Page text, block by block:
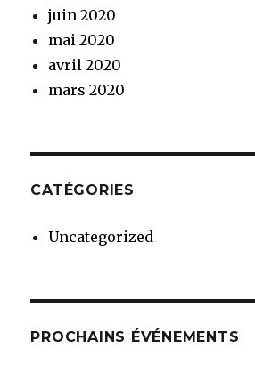
juin 2020
mai 2020
avril 2020
mars 2020
CATÉGORIES
Uncategorized
PROCHAINS ÉVÉNEMENTS